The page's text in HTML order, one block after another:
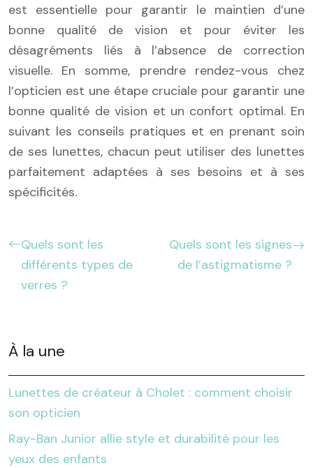
est essentielle pour garantir le maintien d’une
bonne qualité de vision et pour éviter les
désagréments liés à l’absence de correction
visuelle. En somme, prendre rendez-vous chez
l’opticien est une étape cruciale pour garantir une
bonne qualité de vision et un confort optimal. En
suivant les conseils pratiques et en prenant soin
de ses lunettes, chacun peut utiliser des lunettes
parfaitement adaptées à ses besoins et à ses
spécificités.
Quels sont les
différents types de
verres ?
Quels sont les signes
de l’astigmatisme ?
À la une
Lunettes de créateur à Cholet : comment choisir
son opticien
Ray-Ban Junior allie style et durabilité pour les
yeux des enfants